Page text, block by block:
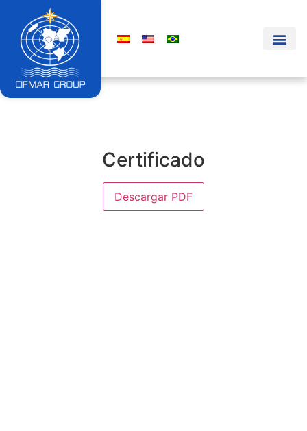
Certificado
Descargar PDF